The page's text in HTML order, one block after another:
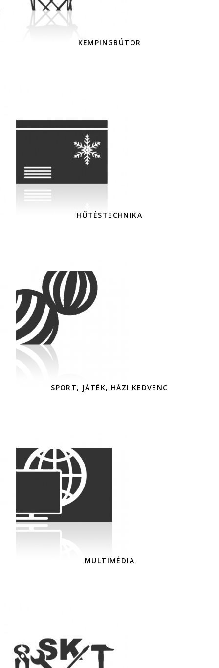
KEMPINGBÚTOR
HŰTÉSTECHNIKA
SPORT, JÁTÉK, HÁZI KEDVENC
MULTIMÉDIA